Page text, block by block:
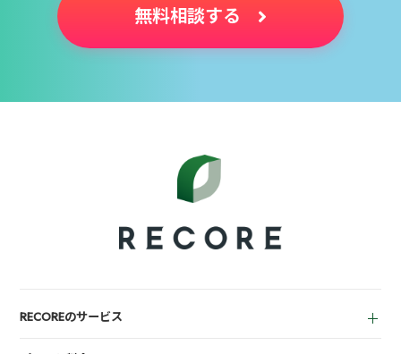
無料相談する
RECOREのサービス